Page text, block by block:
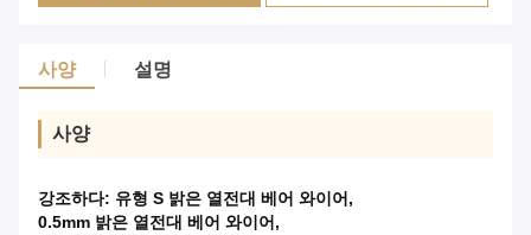
사양 설명
사양
강조하다: 유형 S 밝은 열전대 베어 와이어 ,
0.5mm 밝은 열전대 베어 와이어 ,